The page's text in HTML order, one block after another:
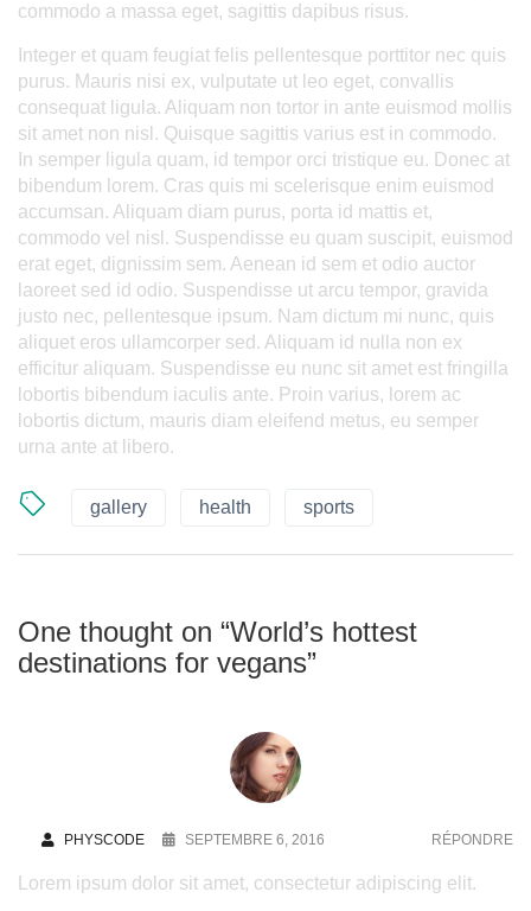
commodo a massa eget, sagittis dapibus risus.
Integer et quam feugiat felis pellentesque porttitor nec quis
purus. Mauris nisi ex, vulputate ut leo eget, convallis
consequat ligula. Aliquam non tortor in ante euismod mollis
sit amet non nisl. Quisque sagittis varius est in commodo.
In semper ligula quam, id tempor orci tristique eu. Donec at
bibendum lorem. Cras quis mi scelerisque enim euismod
accumsan. Aliquam diam purus, porta id mattis et,
commodo vel nisl. Suspendisse eu quam suscipit, euismod
erat eget, dignissim sem. Aenean id sem et odio auctor
laoreet sed id odio. Suspendisse ut arcu tempor, gravida
justo nec, pellentesque ipsum. Nam dictum mi nunc, quis
aliquet eros ullamcorper sed. Aliquam id nulla non ex
efficitur aliquam. Suspendisse eu nunc sit amet est fringilla
lobortis bibendum iaculis ante. Proin varius, lorem ac
lobortis dictum, mauris diam eleifend metus, eu semper
urna ante at libero.
gallery health sports
One thought on “World’s hottest
destinations for vegans”
PHYSCODE SEPTEMBRE 6, 2016 RÉPONDRE
Lorem ipsum dolor sit amet, consectetur adipiscing elit.